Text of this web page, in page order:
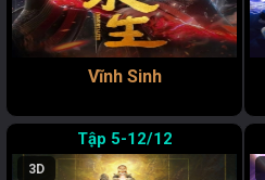
Vĩnh Sinh
5-12/12
3D